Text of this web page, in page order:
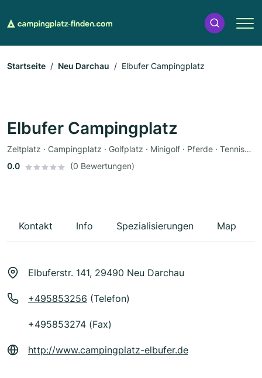
Startseite Neu Darchau Elbufer Campingplatz
Elbufer Campingplatz
Zeltplatz · Campingplatz · Golfplatz · Minigolf · Pferde · Tennisplatz · Restaurant · Imbiss · Bademöglichkeit · Sauna · Bootsverleih · Fahrradverleih · Wohnmobile
0.0
(0 Bewertungen)
Kontakt Info Spezialisierungen Map
Elbuferstr. 141, 29490 Neu Darchau
+495853256 (Telefon)
+495853274 (Fax)
http://www.campingplatz-elbufer.de